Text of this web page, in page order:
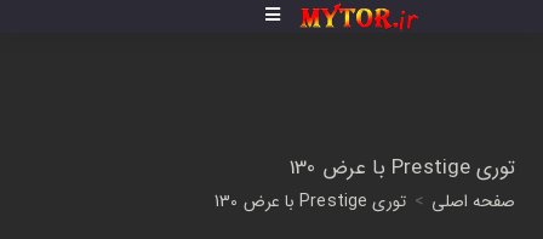
توری Prestige با عرض 130
صفحه اصلی > توری Prestige با عرض 130